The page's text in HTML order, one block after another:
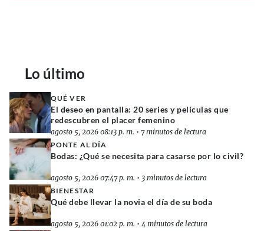
Lo último
QUÉ VER
El deseo en pantalla: 20 series y películas que
redescubren el placer femenino
agosto 5, 2026 08:13 p. m. • 7 minutos de lectura
PONTE AL DÍA
Bodas: ¿Qué se necesita para casarse por lo civil?
agosto 5, 2026 07:47 p. m. • 3 minutos de lectura
BIENESTAR
Qué debe llevar la novia el día de su boda
agosto 5, 2026 01:02 p. m. • 4 minutos de lectura